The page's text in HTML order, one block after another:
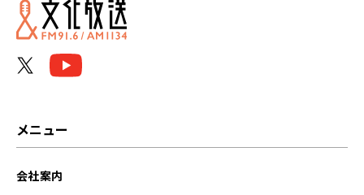
2023年03月
メニュー
会社案内